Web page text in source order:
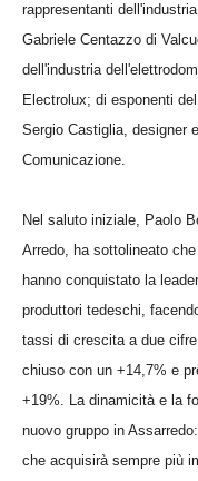
rappresentanti
Gabriele Centazzo di
dell'industria
Electrolux; di esponenti
Sergio Castiglia, designer
Comunicazione.
Nel saluto iniziale, Paolo
Arredo, ha sottolineato
hanno conquistato la
produttori tedeschi,
tassi di crescita a due
chiuso con un +14,7% e
+19%. La dinamicità e la
nuovo gruppo in
che acquisirà sempre più